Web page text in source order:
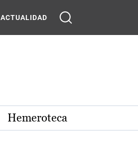
ACTUALIDAD
Hemeroteca